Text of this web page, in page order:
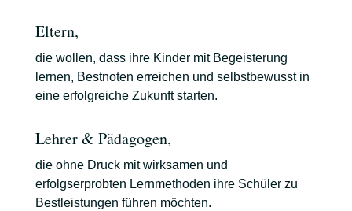
Eltern,
die wollen, dass ihre Kinder mit Begeisterung
lernen, Bestnoten erreichen und selbstbewusst in
eine erfolgreiche Zukunft starten.
Lehrer & Pädagogen,
die ohne Druck mit wirksamen und
erfolgserprobten Lernmethoden ihre Schüler zu
Bestleistungen führen möchten.